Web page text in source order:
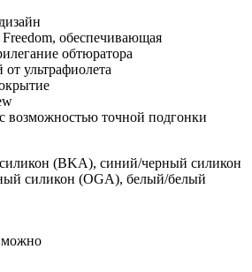
обеспечивающая
обтюратора
ультрафиолета
возможностью точной подгонки
(BKA), синий/черный силикон
силикон (OGA), белый/белый
можно